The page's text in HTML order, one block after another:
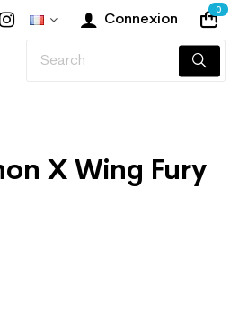
Connexion
0
X Wing Fury